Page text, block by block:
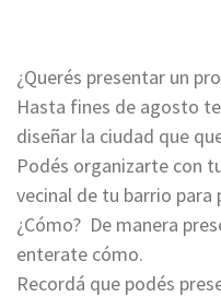
¿Querés presentar un
Hasta fines de agosto
diseñar la ciudad que
Podés organizarte con
vecinal de tu barrio
¿Cómo? De manera
enterate cómo.
Recordá que podés